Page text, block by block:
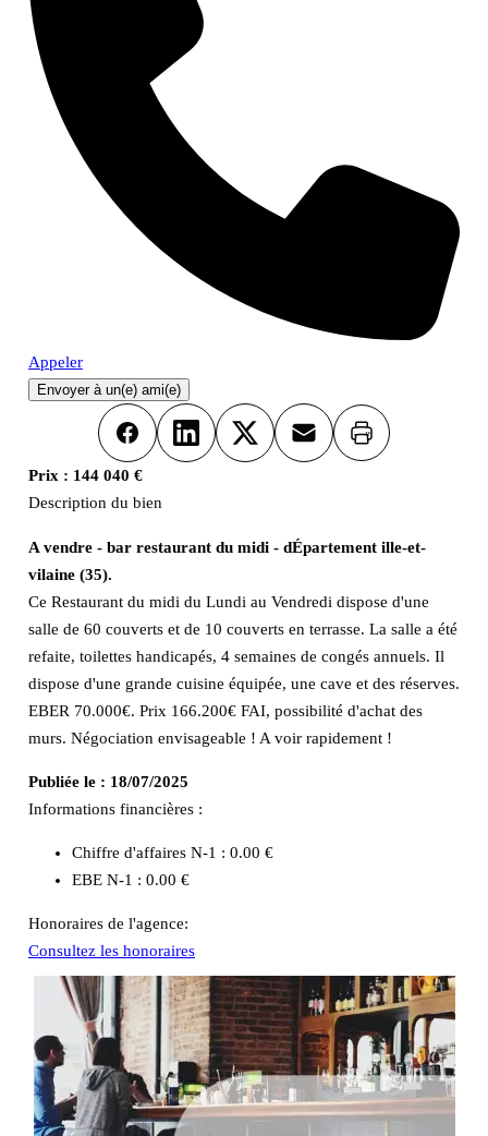
Appeler
Envoyer à un(e) ami(e)
FacebookLinkedInX Email Imprimer
Prix : 144 040 €
Description du bien
A vendre - bar restaurant du midi - dÉpartement ille-et-
vilaine (35).
Ce Restaurant du midi du Lundi au Vendredi dispose d'une
salle de 60 couverts et de 10 couverts en terrasse. La salle a été
refaite, toilettes handicapés, 4 semaines de congés annuels. Il
dispose d'une grande cuisine équipée, une cave et des réserves.
EBER 70.000€. Prix 166.200€ FAI, possibilité d'achat des
murs. Négociation envisageable ! A voir rapidement !
Publiée le : 18/07/2025
Informations financières :
Chiffre d'affaires N-1 : 0.00 €
EBE N-1 : 0.00 €
Honoraires de l'agence:
Consultez les honoraires